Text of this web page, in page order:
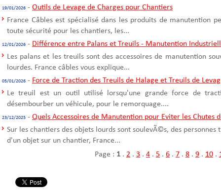
19/01/2026 - Outils de Levage de Charges pour Chantiers
France Câbles est spécialisé dans les produits de manutention
toute sécurité pour les chantiers, les...
12/01/2026 - Différence entre Palans et Treuils - Manutention
Les palans et les treuils sont des accessoires de manutention
lourdes. France câbles vous explique...
05/01/2026 - Force de Traction des Treuils de Halage et Treuils de
Le treuil est un outil utilisé lorsqu'une grande force de
désembourber un véhicule, pour le remorquage....
23/12/2025 - Quels Accessoires de Manutention pour Eviter les Chutes
Sur les chantiers des objets lourds sont soulevÃ©s, des
d'un objet sur un chantier, France...
Page : 1 . 2 . 3 . 4 . 5 . 6 . 7 . 8 . 9 . 10 .